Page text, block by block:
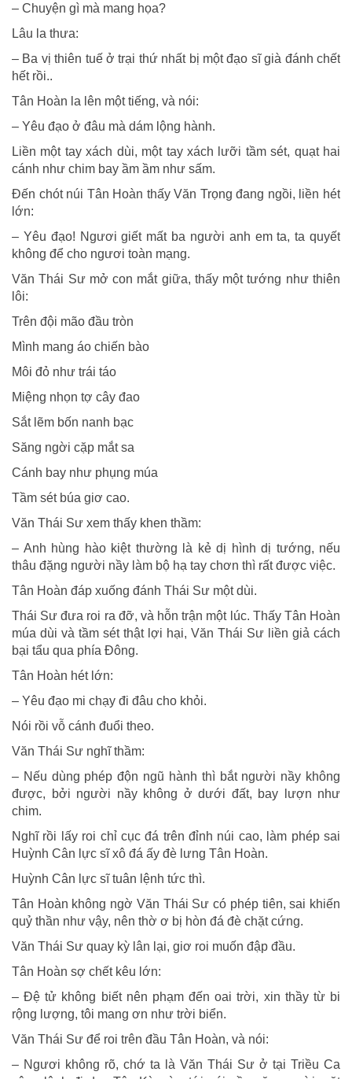
– Chuyện gì mà mang họa?
Lâu la thưa:
– Ba vị thiên tuế ở trại thứ nhất bị một đạo sĩ già đánh chết
hết rồi..
Tân Hoàn la lên một tiếng, và nói:
– Yêu đạo ở đâu mà dám lộng hành.
Liền một tay xách dùi, một tay xách lưỡi tầm sét, quạt hai
cánh như chim bay ầm ầm như sấm.
Ðến chót núi Tân Hoàn thấy Văn Trọng đang ngồi, liền hét
lớn:
– Yêu đạo! Ngươi giết mất ba người anh em ta, ta quyết
không để cho ngươi toàn mạng.
Văn Thái Sư mở con mắt giữa, thấy một tướng như thiên
lôi:
Trên đội mão đầu tròn
Mình mang áo chiến bào
Môi đỏ như trái táo
Miệng nhọn tợ cây đao
Sắt lẽm bốn nanh bạc
Săng ngời cặp mắt sa
Cánh bay như phụng múa
Tầm sét búa giơ cao.
Văn Thái Sư xem thấy khen thầm:
– Anh hùng hào kiệt thường là kẻ dị hình dị tướng, nếu
thâu đặng người nầy làm bộ hạ tay chơn thì rất được việc.
Tân Hoàn đáp xuống đánh Thái Sư một dùi.
Thái Sư đưa roi ra đỡ, và hỗn trận một lúc. Thấy Tân Hoàn
múa dùi và tầm sét thật lợi hại, Văn Thái Sư liền giả cách
bại tẩu qua phía Ðông.
Tân Hoàn hét lớn:
– Yêu đạo mi chạy đi đâu cho khỏi.
Nói rồi vỗ cánh đuổi theo.
Văn Thái Sư nghĩ thầm:
– Nếu dùng phép độn ngũ hành thì bắt người nầy không
được, bởi người nầy không ở dưới đất, bay lượn như
chim.
Nghĩ rồi lấy roi chỉ cục đá trên đỉnh núi cao, làm phép sai
Huỳnh Cân lực sĩ xô đá ấy đè lưng Tân Hoàn.
Huỳnh Cân lực sĩ tuân lệnh tức thì.
Tân Hoàn không ngờ Văn Thái Sư có phép tiên, sai khiến
quỷ thần như vậy, nên thờ ơ bị hòn đá đè chặt cứng.
Văn Thái Sư quay kỳ lân lại, giơ roi muốn đập đầu.
Tân Hoàn sợ chết kêu lớn:
– Ðệ tử không biết nên phạm đến oai trời, xin thầy từ bi
rộng lượng, tôi mang ơn như trời biển.
Văn Thái Sư để roi trên đầu Tân Hoàn, và nói:
– Ngươi không rõ, chớ ta là Văn Thái Sư ở tại Triều Ca